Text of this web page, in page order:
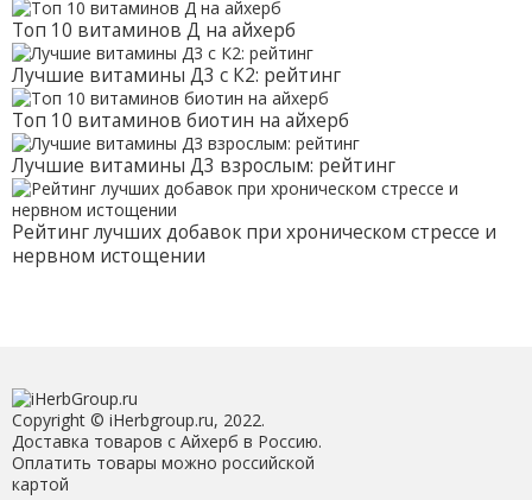
Топ 10 витаминов Д на айхерб
Лучшие витамины Д3 с К2: рейтинг
Топ 10 витаминов биотин на айхерб
Лучшие витамины Д3 взрослым: рейтинг
Рейтинг лучших добавок при хроническом стрессе и
нервном истощении
Copyright © iHerbgroup.ru, 2022.
Доставка товаров с Айхерб в Россию.
Оплатить товары можно российской
картой